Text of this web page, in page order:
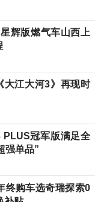
辉版燃气车山西上
大江大河3》再现时
冠军版满足全
强单品”
终购车选奇瑞探索0